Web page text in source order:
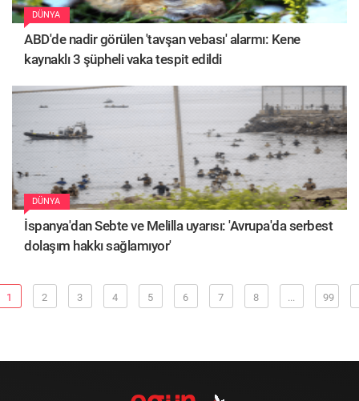
DÜNYA
ABD'de nadir görülen 'tavşan vebası' alarmı: Kene
kaynaklı 3 şüpheli vaka tespit edildi
DÜNYA
İspanya'dan Sebte ve Melilla uyarısı: 'Avrupa'da serbest
dolaşım hakkı sağlamıyor'
1 2 3 4 5 6 7 8 ... 99